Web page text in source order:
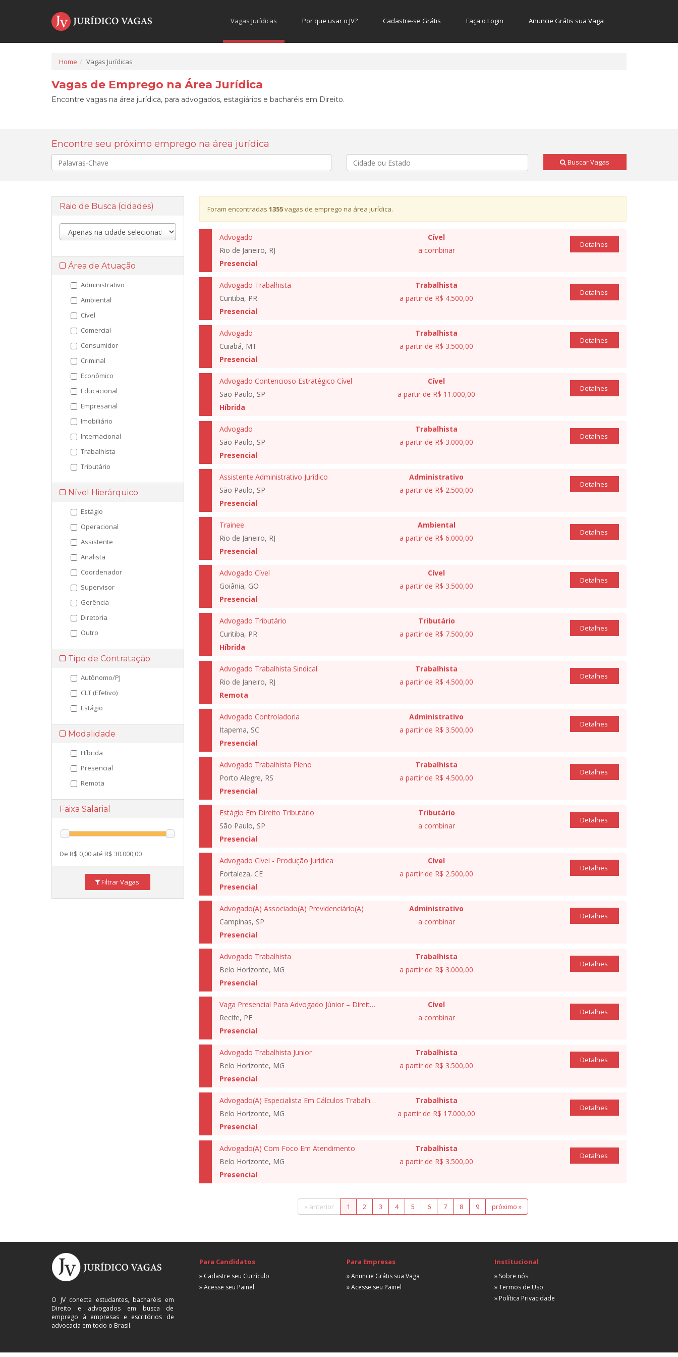
Vagas Jurídicas Por que usar o JV? Cadastre-se Grátis Faça o Login Anuncie Grátis sua Vaga
Home Vagas Jurídicas
Vagas de Emprego na Área Jurídica
Encontre vagas na área jurídica, para advogados, estagiários e bacharéis em Direito.
Encontre seu próximo emprego na área jurídica
Palavra-
chave
Cidade Buscar Vagas
Raio de Busca (cidades)
Área de Atuação
Administrativo
Ambiental
Cível
Comercial
Consumidor
Criminal
Econômico
Educacional
Empresarial
Imobiliário
Internacional
Trabalhista
Tributário
Nível Hierárquico
Estágio
Operacional
Assistente
Analista
Coordenador
Supervisor
Gerência
Diretoria
Outro
Tipo de Contratação
Autônomo/PJ
CLT (Efetivo)
Estágio
Modalidade
Híbrida
Presencial
Remota
Faixa Salarial
De R$ 0,00 até R$ 30.000,00
Filtrar Vagas
Foram encontradas 1355vagas de emprego na área jurídica.
Advogado
Rio de Janeiro, RJ
Presencial
Cível
a combinar
Detalhes
Advogado Trabalhista
Curitiba, PR
Presencial
Trabalhista
a partir de R$ 4.500,00
Detalhes
Advogado
Cuiabá, MT
Presencial
Trabalhista
a partir de R$ 3.500,00
Detalhes
Advogado Contencioso Estratégico Cível
São Paulo, SP
Híbrida
Cível
a partir de R$ 11.000,00
Detalhes
Advogado
São Paulo, SP
Presencial
Trabalhista
a partir de R$ 3.000,00
Detalhes
Assistente Administrativo Jurídico
São Paulo, SP
Presencial
Administrativo
a partir de R$ 2.500,00
Detalhes
Trainee
Rio de Janeiro, RJ
Presencial
Ambiental
a partir de R$ 6.000,00
Detalhes
Advogado Cível
Goiânia, GO
Presencial
Cível
a partir de R$ 3.500,00
Detalhes
Advogado Tributário
Curitiba, PR
Híbrida
Tributário
a partir de R$ 7.500,00
Detalhes
Advogado Trabalhista Sindical
Rio de Janeiro, RJ
Remota
Trabalhista
a partir de R$ 4.500,00
Detalhes
Advogado Controladoria
Itapema, SC
Presencial
Administrativo
a partir de R$ 3.500,00
Detalhes
Advogado Trabalhista Pleno
Porto Alegre, RS
Presencial
Trabalhista
a partir de R$ 4.500,00
Detalhes
Estágio Em Direito Tributário
São Paulo, SP
Presencial
Tributário
a combinar
Detalhes
Advogado Cível - Produção Jurídica
Fortaleza, CE
Presencial
Cível
a partir de R$ 2.500,00
Detalhes
Advogado(A) Associado(A) Previdenciário(A)
Campinas, SP
Presencial
Administrativo
a combinar
Detalhes
Advogado Trabalhista
Belo Horizonte, MG
Presencial
Trabalhista
a partir de R$ 3.000,00
Detalhes
Vaga Presencial Para Advogado Júnior – Direito Médico E Saúde Suplementar
Recife, PE
Presencial
Cível
a combinar
Detalhes
Advogado Trabalhista Junior
Belo Horizonte, MG
Presencial
Trabalhista
a partir de R$ 3.500,00
Detalhes
Advogado(A) Especialista Em Cálculos Trabalhistas E Execução
Belo Horizonte, MG
Presencial
Trabalhista
a partir de R$ 17.000,00
Detalhes
Advogado(A) Com Foco Em Atendimento
Belo Horizonte, MG
Presencial
Trabalhista
a partir de R$ 3.500,00
Detalhes
« anterior 1 2 3 4 5 6 7 8 9 próximo »
O JV conecta estudantes, bacharéis em
Direito e advogados em busca de
emprego à empresas e escritórios de
advocacia em todo o Brasil.
Para Candidatos
» Cadastre seu Currículo
» Acesse seu Painel
Para Empresas
» Anuncie Grátis sua Vaga
» Acesse seu Painel
Institucional
» Sobre nós
» Termos de Uso
» Política Privacidade